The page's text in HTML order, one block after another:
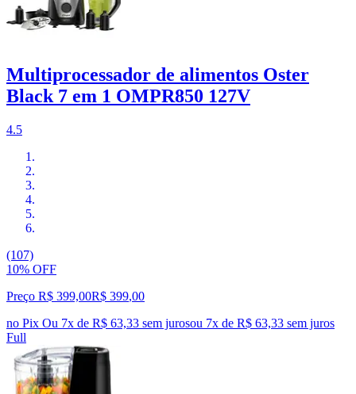
Multiprocessador de alimentos Oster
Black 7 em 1 OMPR850 127V
4.5
(107)
10% OFF
Preço R$ 399,00R$ 399,00
no Pix Ou 7x de R$ 63,33 sem jurosou 7x de R$ 63,33 sem juros
Full